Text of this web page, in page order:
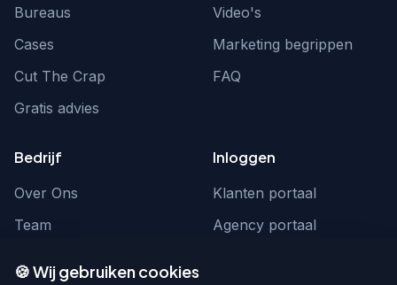
Bureaus
Cases
Cut The Crap
Gratis advies
Video's
Marketing begrippen
FAQ
Bedrijf
Over Ons
Team
Inloggen
Klanten portaal
Agency portaal
🍪 Wij gebruiken cookies